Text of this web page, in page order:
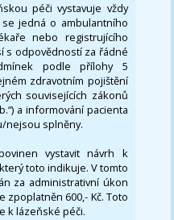
péči vystavuje vždy
jedná o ambulantního
nebo registrujícího
s odpovědností za řádné
podle přílohy 5
zdravotním pojištění
souvisejících zákonů
a informování pacienta
nejsou splněny.
vystavit návrh k
toto indikuje. V tomto
za administrativní úkon
zpoplatněn 600,- Kč. Toto
k lázeňské péči.